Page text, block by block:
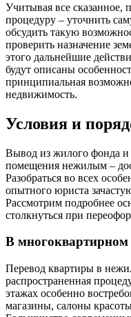
Учитывая все сказанное,
процедуру – уточнить
обсудить такую
проверить назначение
этого дальнейшие
будут описаны
принципиальная
недвижимость.
Условия и
Вывод из жилого фонда
помещения нежилым –
Разобраться во всех
опытного юриста
Рассмотрим подробнее
столкнуться при
В многоквартирном
Перевод квартиры в
распространенная
этажах особенно
магазины, салоны